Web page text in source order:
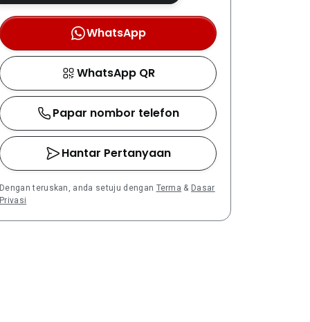
WhatsApp
WhatsApp QR
Papar nombor telefon
Hantar Pertanyaan
Dengan teruskan, anda setuju dengan Terma & Dasar
Privasi